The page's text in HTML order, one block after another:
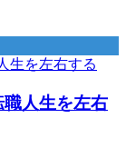
人生を左右